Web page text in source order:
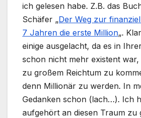
ich gelesen habe. Z.B. das
Schäfer „Der Weg zur
7 Jahren die erste Million„.
einige ausgelacht, da es in
schon nicht mehr existent
zu großem Reichtum zu
denn Millionär zu werden. In
Gedanken schon (lach…). Ich
aufgehört an diesen Traum zu